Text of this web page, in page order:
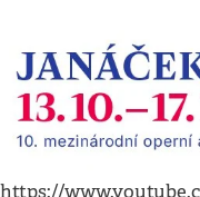
https://